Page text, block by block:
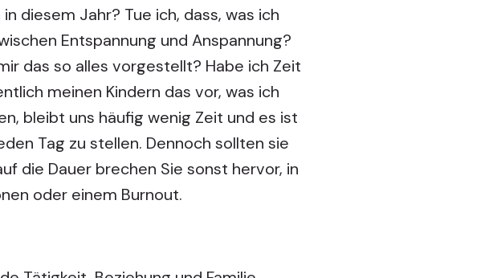
diesem Jahr? Tue ich, dass, was ich
Entspannung und Anspannung?
das so alles vorgestellt? Habe ich Zeit
meinen Kindern das vor, was ich
bleibt uns häufig wenig Zeit und es ist
Tag zu stellen. Dennoch sollten sie
die Dauer brechen Sie sonst hervor, in
oder einem Burnout.